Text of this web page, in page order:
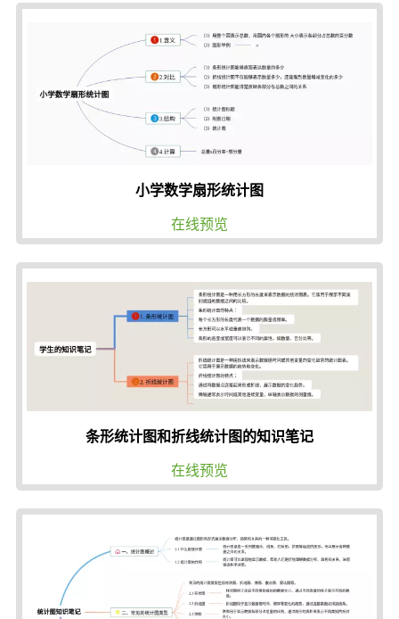
小学数学扇形统计图
在线预览
条形统计图和折线统计图的知识笔记
在线预览